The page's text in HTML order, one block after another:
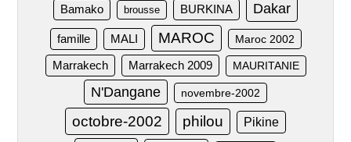
Bamako brousse BURKINA Dakar
famille MALI MAROC Maroc 2002
Marrakech Marrakech 2009 MAURITANIE
N'Dangane novembre-2002
octobre-2002 philou Pikine